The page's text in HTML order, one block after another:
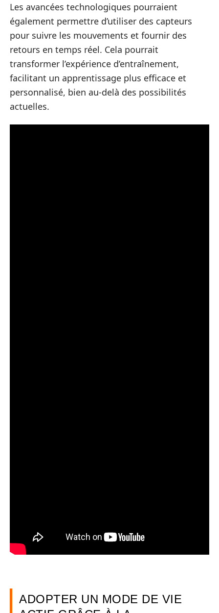
Les avancées technologiques pourraient
également permettre d’utiliser des capteurs
pour suivre les mouvements et fournir des
retours en temps réel. Cela pourrait
transformer l’expérience d’entraînement,
facilitant un apprentissage plus efficace et
personnalisé, bien au-delà des possibilités
actuelles.
ADOPTER UN MODE DE VIE